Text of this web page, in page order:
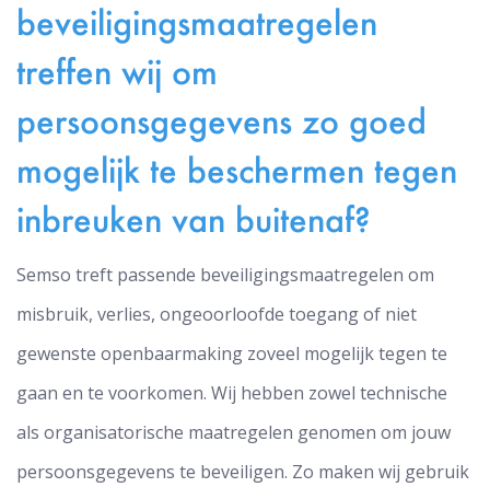
beveiligingsmaatregelen
treffen wij om
persoonsgegevens zo goed
mogelijk te beschermen tegen
inbreuken van buitenaf?
Semso treft passende beveiligingsmaatregelen om
misbruik, verlies, ongeoorloofde toegang of niet
gewenste openbaarmaking zoveel mogelijk tegen te
gaan en te voorkomen. Wij hebben zowel technische
als organisatorische maatregelen genomen om jouw
persoonsgegevens te beveiligen. Zo maken wij gebruik